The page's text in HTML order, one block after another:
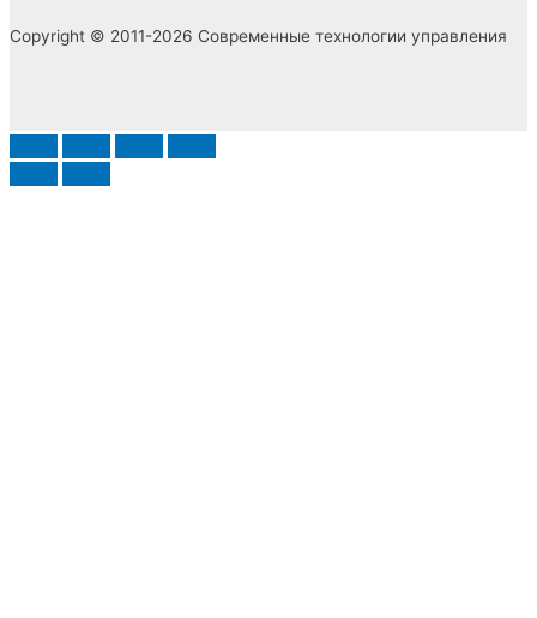
Copyright © 2011-2026 Современные технологии управления